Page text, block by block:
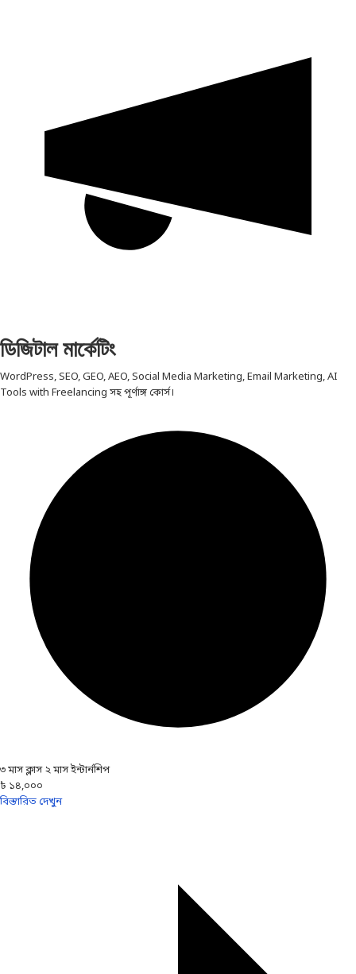
ডিজিটাল মার্কেটিং
WordPress, SEO, GEO, AEO, Social Media Marketing, Email Marketing, AI
Tools with Freelancing সহ পূর্ণাঙ্গ কোর্স।
৩ মাস ক্লাস ২ মাস ইন্টার্নশিপ
৳ ১৪,০০০
বিস্তারিত দেখুন